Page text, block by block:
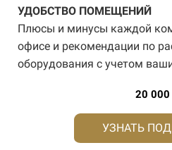
УДОБСТВО ПОМЕЩЕНИЙ
Плюсы и минусы каждой
офисе и рекомендации по
оборудования с учетом
20
УЗНАТЬ